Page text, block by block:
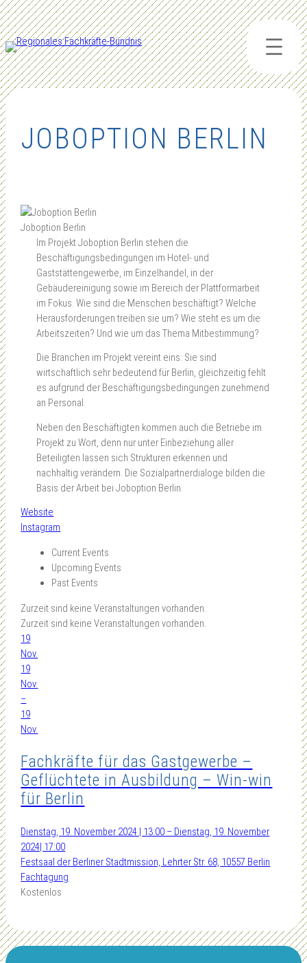
Zum
Inhalt
springen
JOBOPTION BERLIN
Joboption Berlin
Im Projekt Joboption Berlin stehen die
Beschäftigungsbedingungen im Hotel- und
Gaststättengewerbe, im Einzelhandel, in der
Gebäudereinigung sowie im Bereich der Plattformarbeit
im Fokus. Wie sind die Menschen beschäftigt? Welche
Herausforderungen treiben sie um? Wie steht es um die
Arbeitszeiten? Und wie um das Thema Mitbestimmung?
Die Branchen im Projekt vereint eins: Sie sind
wirtschaftlich sehr bedeutend für Berlin, gleichzeitig fehlt
es aufgrund der Beschäftigungsbedingungen zunehmend
an Personal.
Neben den Beschäftigten kommen auch die Betriebe im
Projekt zu Wort, denn nur unter Einbeziehung aller
Beteiligten lassen sich Strukturen erkennen und
nachhaltig verändern. Die Sozialpartnerdialoge bilden die
Basis der Arbeit bei Joboption Berlin.
Website
Instagram
Current Events
Upcoming Events
Past Events
Zurzeit sind keine Veranstaltungen vorhanden.
Zurzeit sind keine Veranstaltungen vorhanden.
19
Nov.
19
Nov.
–
19
Nov.
Fachkräfte für das Gastgewerbe –
Geflüchtete in Ausbildung – Win-win
für Berlin
Dienstag, 19. November 2024 | 13:00 – Dienstag, 19. November
2024| 17:00
Festsaal der Berliner Stadtmission, Lehrter Str. 68, 10557 Berlin
Fachtagung
Kostenlos